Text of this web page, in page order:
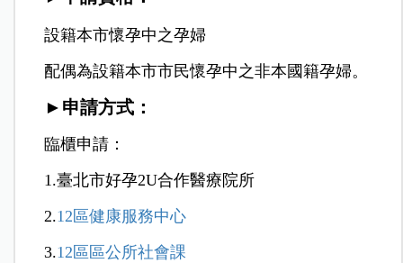
設籍本市懷孕中之孕婦
配偶為設籍本市市民懷孕中之非本國籍孕婦。
►申請方式：
臨櫃申請：
1.臺北市好孕2U合作醫療院所
2.12區健康服務中心
3.12區區公所社會課